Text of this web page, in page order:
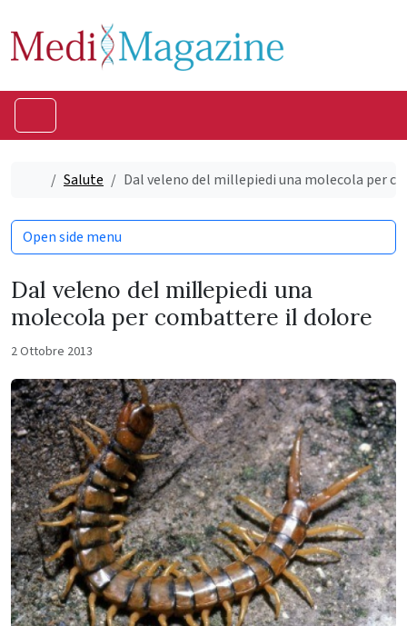
Home
Salute Dal veleno del millepiedi una molecola per
Dal veleno del millepiedi una
molecola per combattere il dolore
2 Ottobre 2013
Open side menu